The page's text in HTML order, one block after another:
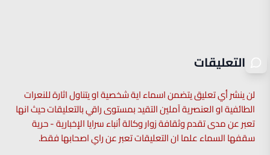
التعليقات
لن ينشر أي تعليق يتضمن اسماء اية شخصية او يتناول اثارة للنعرات
الطائفية او العنصرية آملين التقيد بمستوى راقي بالتعليقات حيث انها
تعبر عن مدى تقدم وثقافة زوار وكالة أنباء سرايا الإخبارية - حرية
سقفها السماء علما ان التعليقات تعبر عن راي اصحابها فقط.